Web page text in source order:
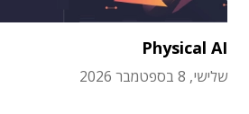
Physical AI
שלישי, 8 בספטמבר 2026